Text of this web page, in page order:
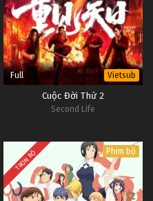
Full Vietsub
Cuộc Đời Thứ 2
Second Life
TRỌN BỘ Phim bộ